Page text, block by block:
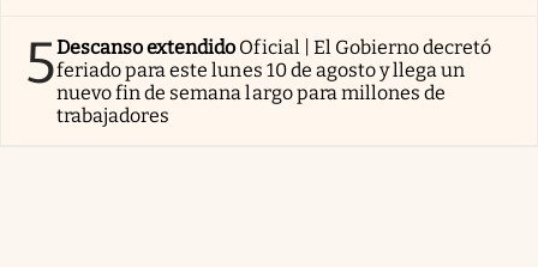
5Descanso extendido Oficial | El Gobierno decretó
feriado para este lunes 10 de agosto y llega un
nuevo fin de semana largo para millones de
trabajadores